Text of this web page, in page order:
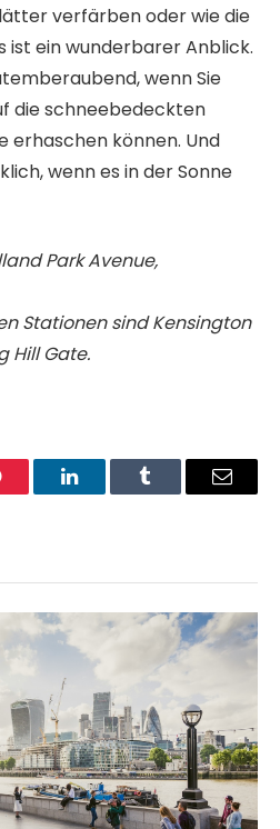
verfärben oder wie die
ist ein wunderbarer Anblick.
wenn Sie
die schneebedeckten
​​erhaschen können. Und
wenn es in der Sonne
Park Avenue,
Stationen sind Kensington
Hill Gate.
LinkedInTumblr Email